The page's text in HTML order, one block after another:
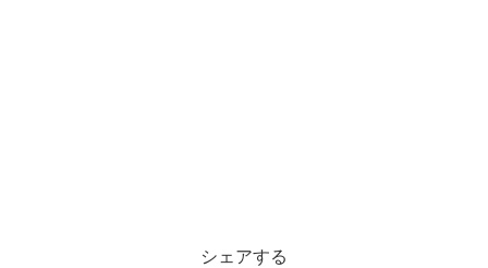
シェアする